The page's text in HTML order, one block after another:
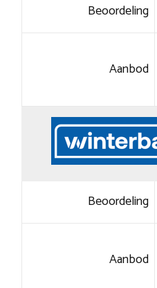
Beoordeling
Aanbod
Beoordeling
Aanbod